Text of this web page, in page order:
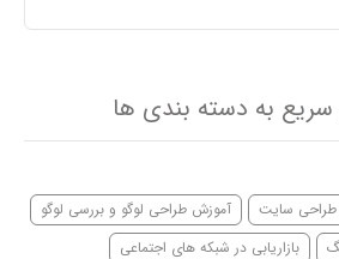
به دسته بندی ها
سایت
آموزش طراحی لوگو و بررسی لوگو
بازاریابی در شبکه های اجتماعی